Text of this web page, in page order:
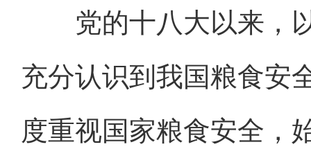
党的十八大以来，以
充分认识到我国粮食安
度重视国家粮食安全，